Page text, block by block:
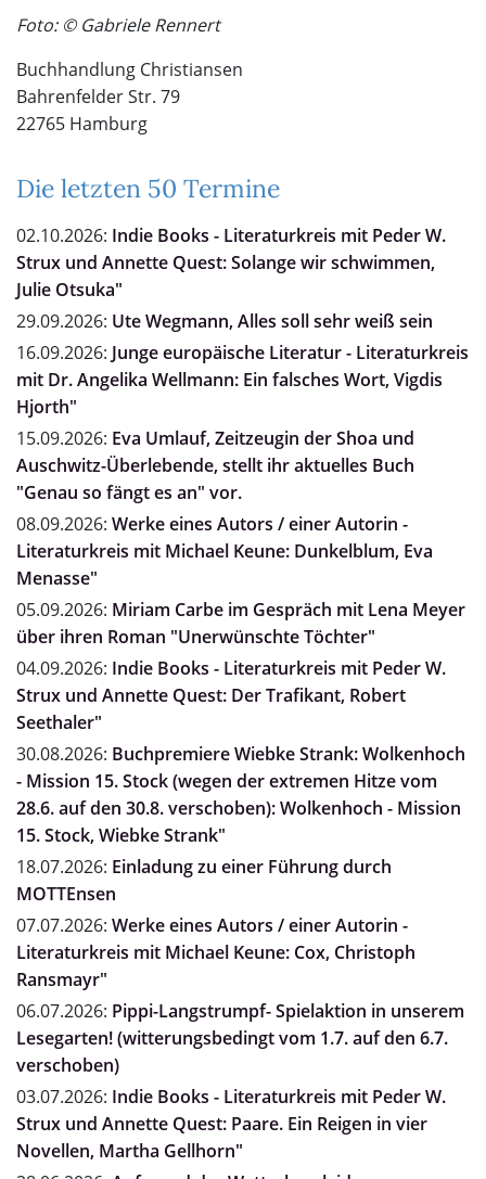
Foto: © Gabriele Rennert
Buchhandlung Christiansen
Bahrenfelder Str. 79
22765 Hamburg
Die letzten 50 Termine
02.10.2026: Indie Books - Literaturkreis mit Peder W.
Strux und Annette Quest: Solange wir schwimmen,
Julie Otsuka"
29.09.2026: Ute Wegmann, Alles soll sehr weiß sein
16.09.2026: Junge europäische Literatur - Literaturkreis
mit Dr. Angelika Wellmann: Ein falsches Wort, Vigdis
Hjorth"
15.09.2026: Eva Umlauf, Zeitzeugin der Shoa und
Auschwitz-Überlebende, stellt ihr aktuelles Buch
"Genau so fängt es an" vor.
08.09.2026: Werke eines Autors / einer Autorin -
Literaturkreis mit Michael Keune: Dunkelblum, Eva
Menasse"
05.09.2026: Miriam Carbe im Gespräch mit Lena Meyer
über ihren Roman "Unerwünschte Töchter"
04.09.2026: Indie Books - Literaturkreis mit Peder W.
Strux und Annette Quest: Der Trafikant, Robert
Seethaler"
30.08.2026: Buchpremiere Wiebke Strank: Wolkenhoch
- Mission 15. Stock (wegen der extremen Hitze vom
28.6. auf den 30.8. verschoben): Wolkenhoch - Mission
15. Stock, Wiebke Strank"
18.07.2026: Einladung zu einer Führung durch
MOTTEnsen
07.07.2026: Werke eines Autors / einer Autorin -
Literaturkreis mit Michael Keune: Cox, Christoph
Ransmayr"
06.07.2026: Pippi-Langstrumpf- Spielaktion in unserem
Lesegarten! (witterungsbedingt vom 1.7. auf den 6.7.
verschoben)
03.07.2026: Indie Books - Literaturkreis mit Peder W.
Strux und Annette Quest: Paare. Ein Reigen in vier
Novellen, Martha Gellhorn"